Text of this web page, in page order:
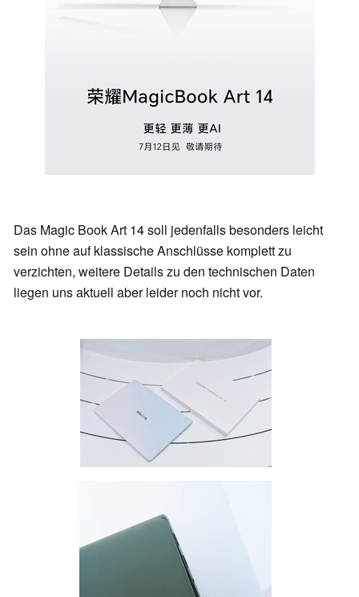
Das Magic Book Art 14 soll jedenfalls besonders leicht
sein ohne auf klassische Anschlüsse komplett zu
verzichten, weitere Details zu den technischen Daten
liegen uns aktuell aber leider noch nicht vor.